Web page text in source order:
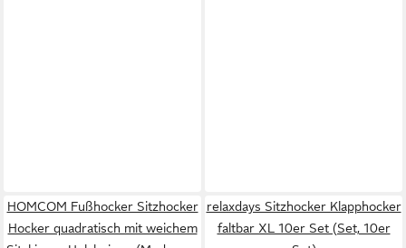
HOMCOM Fußhocker Sitzhocker
Hocker quadratisch mit weichem
relaxdays Sitzhocker Klapphocker
faltbar XL 10er Set (Set, 10er